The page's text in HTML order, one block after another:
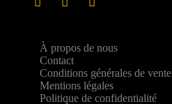
À propos de nous
Contact
Conditions générales de vente
Mentions légales
Politique de confidentialité